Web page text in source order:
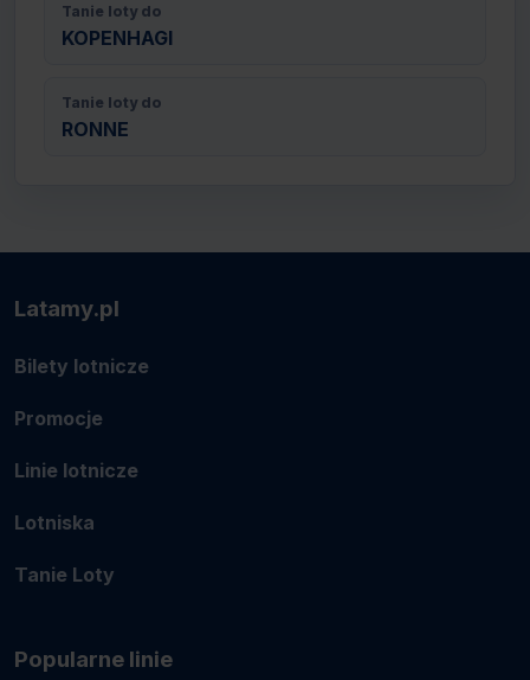
Tanie loty do
KOPENHAGI
Tanie loty do
RONNE
Latamy.pl
Bilety lotnicze
Promocje
Linie lotnicze
Lotniska
Tanie Loty
Popularne linie